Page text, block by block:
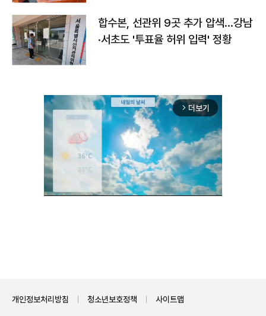
합수본, 선관위 9곳 추가 압색…강남
·서초도 '투표율 허위 입력' 정황
arrow_forward_ios 더보기
개인정보처리방침 청소년보호정책 사이트맵